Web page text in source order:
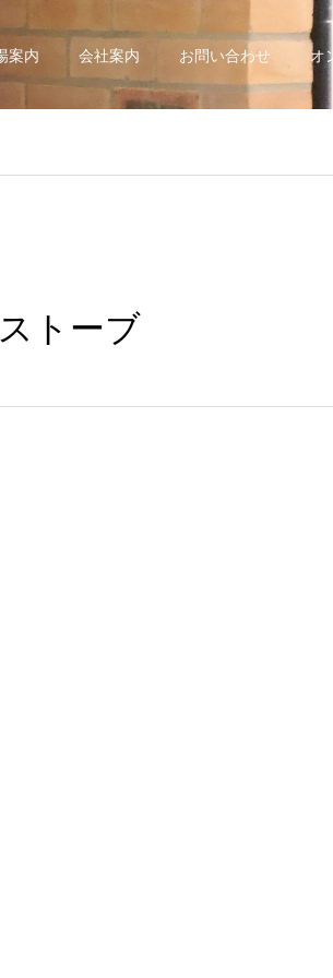
案内 会社案内 お問い合わせ オ
トーブ